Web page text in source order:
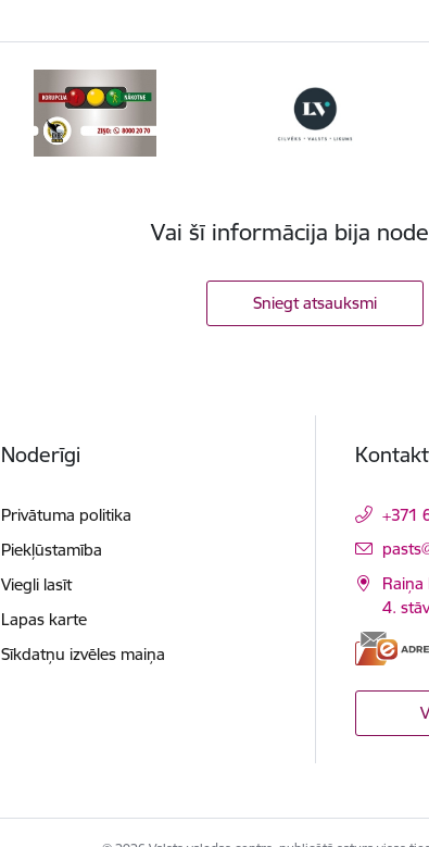
Vai šī informācija bija
Sniegt atsauksmi
Noderīgi
Privātuma politika
Piekļūstamība
Viegli lasīt
Lapas karte
Sīkdatņu izvēles maiņa
+371
E-
4.